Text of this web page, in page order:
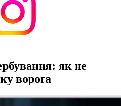
як не
ворога